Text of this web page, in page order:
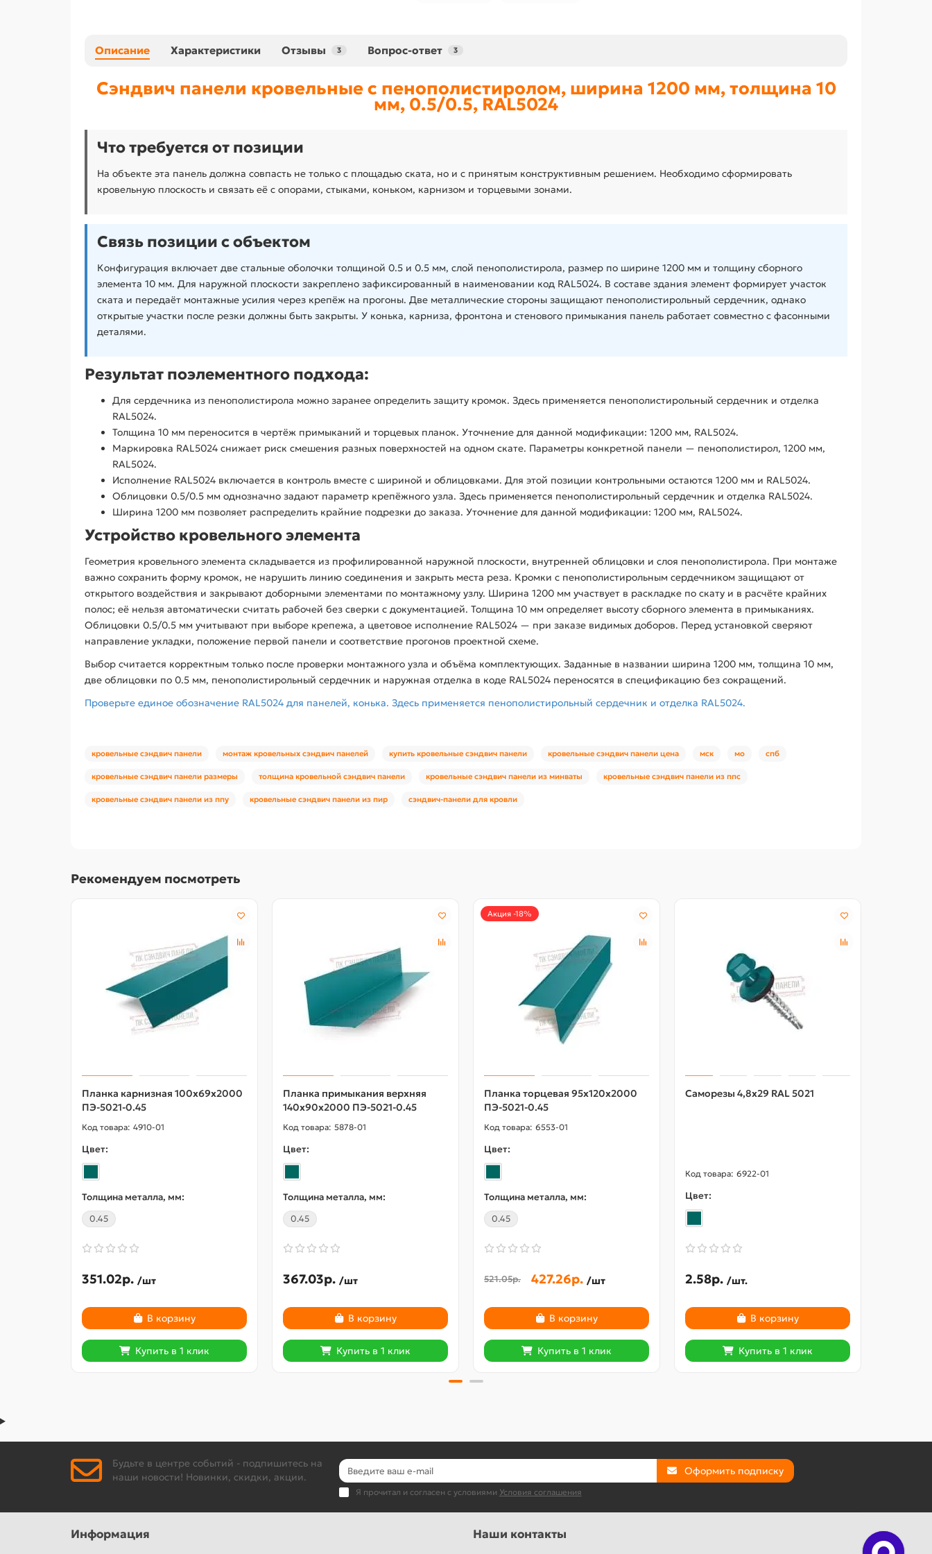
Описание Характеристики Отзывы 3 Вопрос-ответ 3
Сэндвич панели кровельные с пенополистиролом, ширина 1200 мм, толщина 10
мм, 0.5/0.5, RAL5024
Что требуется от позиции
На объекте эта панель должна совпасть не только с площадью ската, но и с принятым конструктивным решением. Необходимо сформировать
кровельную плоскость и связать её с опорами, стыками, коньком, карнизом и торцевыми зонами.
Связь позиции с объектом
Конфигурация включает две стальные оболочки толщиной 0.5 и 0.5 мм, слой пенополистирола, размер по ширине 1200 мм и толщину сборного
элемента 10 мм. Для наружной плоскости закреплено зафиксированный в наименовании код RAL5024. В составе здания элемент формирует участок
ската и передаёт монтажные усилия через крепёж на прогоны. Две металлические стороны защищают пенополистирольный сердечник, однако
открытые участки после резки должны быть закрыты. У конька, карниза, фронтона и стенового примыкания панель работает совместно с фасонными
деталями.
Результат поэлементного подхода:
Для сердечника из пенополистирола можно заранее определить защиту кромок. Здесь применяется пенополистирольный сердечник и отделка
RAL5024.
Толщина 10 мм переносится в чертёж примыканий и торцевых планок. Уточнение для данной модификации: 1200 мм, RAL5024.
Маркировка RAL5024 снижает риск смешения разных поверхностей на одном скате. Параметры конкретной панели — пенополистирол, 1200 мм,
RAL5024.
Исполнение RAL5024 включается в контроль вместе с шириной и облицовками. Для этой позиции контрольными остаются 1200 мм и RAL5024.
Облицовки 0.5/0.5 мм однозначно задают параметр крепёжного узла. Здесь применяется пенополистирольный сердечник и отделка RAL5024.
Ширина 1200 мм позволяет распределить крайние подрезки до заказа. Уточнение для данной модификации: 1200 мм, RAL5024.
Устройство кровельного элемента
Геометрия кровельного элемента складывается из профилированной наружной плоскости, внутренней облицовки и слоя пенополистирола. При монтаже
важно сохранить форму кромок, не нарушить линию соединения и закрыть места реза. Кромки с пенополистирольным сердечником защищают от
открытого воздействия и закрывают доборными элементами по монтажному узлу. Ширина 1200 мм участвует в раскладке по скату и в расчёте крайних
полос; её нельзя автоматически считать рабочей без сверки с документацией. Толщина 10 мм определяет высоту сборного элемента в примыканиях.
Облицовки 0.5/0.5 мм учитывают при выборе крепежа, а цветовое исполнение RAL5024 — при заказе видимых доборов. Перед установкой сверяют
направление укладки, положение первой панели и соответствие прогонов проектной схеме.
Выбор считается корректным только после проверки монтажного узла и объёма комплектующих. Заданные в названии ширина 1200 мм, толщина 10 мм,
две облицовки по 0.5 мм, пенополистирольный сердечник и наружная отделка в коде RAL5024 переносятся в спецификацию без сокращений.
Проверьте единое обозначение RAL5024 для панелей, конька. Здесь применяется пенополистирольный сердечник и отделка RAL5024.
кровельные сэндвич панели монтаж кровельных сэндвич панелей купить кровельные сэндвич панели кровельные сэндвич панели цена мск мо спб
кровельные сэндвич панели размеры толщина кровельной сэндвич панели кровельные сэндвич панели из минваты кровельные сэндвич панели из ппс
кровельные сэндвич панели из ппу кровельные сэндвич панели из пир сэндвич-панели для кровли
Рекомендуем посмотреть
Планка карнизная 100х69х2000
ПЭ-5021-0.45
4910-01
Цвет:
Толщина металла, мм:
0.45
351.02р. /шт
В корзину
Купить в 1 клик
Планка примыкания верхняя
140х90х2000 ПЭ-5021-0.45
5878-01
Цвет:
Толщина металла, мм:
0.45
367.03р. /шт
В корзину
Купить в 1 клик
Акция -18%
Планка торцевая 95х120х2000
ПЭ-5021-0.45
6553-01
Цвет:
Толщина металла, мм:
0.45
521.05р. 427.26р. /шт
В корзину
Купить в 1 клик
Саморезы 4,8х29 RAL 5021
6922-01
Цвет:
2.58р. /шт.
В корзину
Купить в 1 клик
Будьте в центре событий - подпишитесь на
наши новости! Новинки, скидки, акции.
Оформить подписку
Я прочитал и согласен с условиями Условия соглашения
Информация Наши контакты